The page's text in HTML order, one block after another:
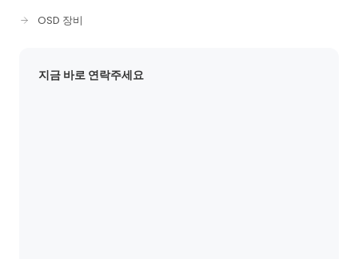
OSD 장비
지금 바로 연락주세요